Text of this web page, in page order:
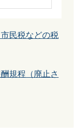
民税などの税
規程（廃止さ